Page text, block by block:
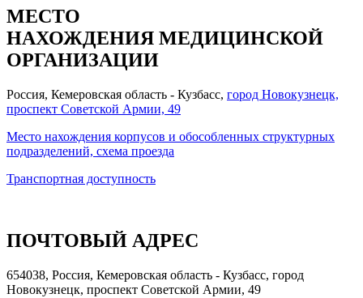
МЕСТО
НАХОЖДЕНИЯ МЕДИЦИНСКОЙ
ОРГАНИЗАЦИИ
Россия, Кемеровская область - Кузбасс, город Новокузнецк,
проспект Советской Армии, 49
Место нахождения корпусов и обособленных структурных
подразделений, схема проезда
Транспортная доступность
ПОЧТОВЫЙ АДРЕС
654038, Россия, Кемеровская область - Кузбасс, город
Новокузнецк, проспект Советской Армии, 49